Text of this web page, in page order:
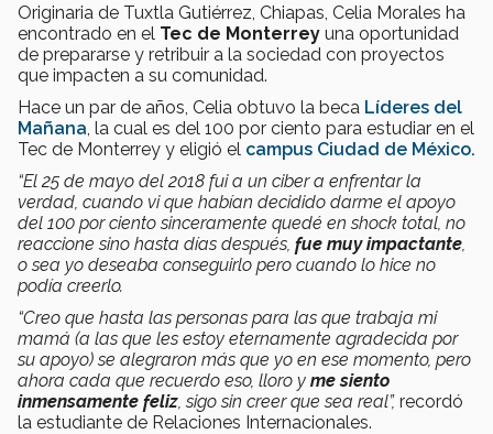
Originaria de Tuxtla Gutiérrez, Chiapas, Celia Morales ha
encontrado en el Tec de Monterrey una oportunidad
de prepararse y retribuir a la sociedad con proyectos
que impacten a su comunidad.
Hace un par de años, Celia obtuvo la beca Líderes del
Mañana , la cual es del 100 por ciento para estudiar en el
Tec de Monterrey y eligió el campus Ciudad de México.
“El 25 de mayo del 2018 fui a un ciber a enfrentar la
verdad, cuando vi que habían decidido darme el apoyo
del 100 por ciento sinceramente quedé en shock total, no
reaccione sino hasta días después, fue muy impactante
o sea yo deseaba conseguirlo pero cuando lo hice no
podía creerlo.
“Creo que hasta las personas para las que trabaja mi
mamá (a las que les estoy eternamente agradecida por
su apoyo) se alegraron más que yo en ese momento, pero
ahora cada que recuerdo eso, lloro y me siento
inmensamente feliz , sigo sin creer que sea real”, recordó
la estudiante de Relaciones Internacionales.